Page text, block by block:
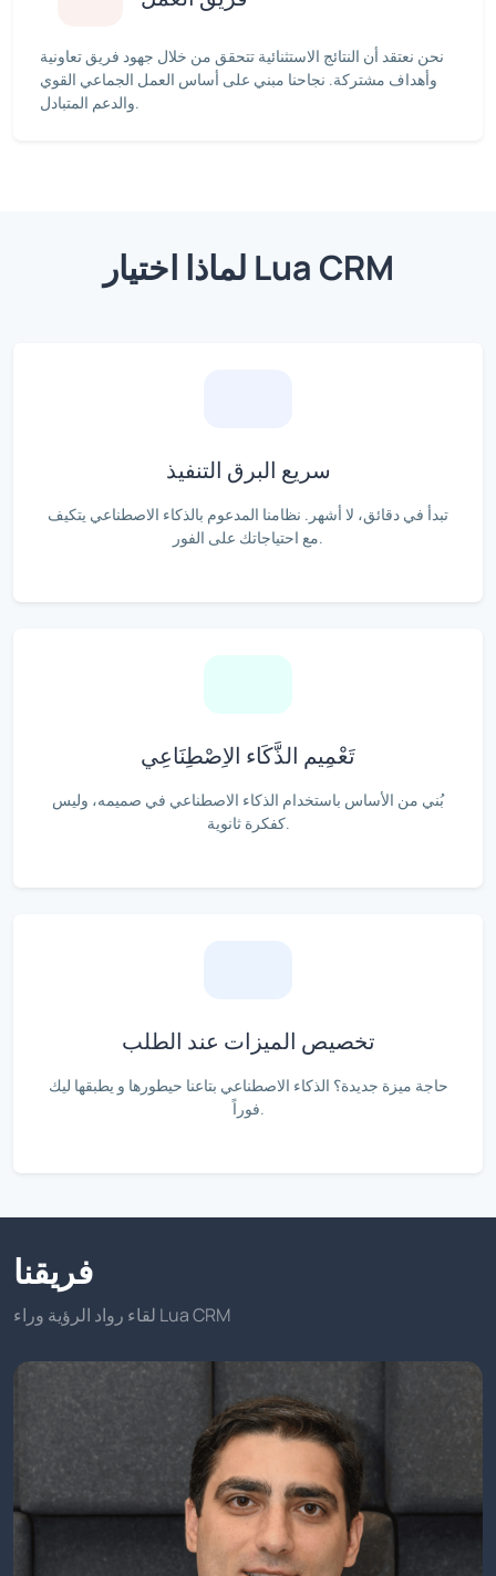
نحن نعتقد أن النتائج الاستثنائية تتحقق من خلال جهود فريق تعاونية
وأهداف مشتركة. نجاحنا مبني على أساس العمل الجماعي القوي
والدعم المتبادل.
لماذا اختيار Lua CRM
سريع البرق التنفيذ
تبدأ في دقائق، لا أشهر. نظامنا المدعوم بالذكاء الاصطناعي يتكيف
مع احتياجاتك على الفور.
تَعْمِيم الذَّكَاء الاِصْطِنَاعِي
بُني من الأساس باستخدام الذكاء الاصطناعي في صميمه، وليس
كفكرة ثانوية.
تخصيص الميزات عند الطلب
حاجة ميزة جديدة؟ الذكاء الاصطناعي بتاعنا حيطورها و يطبقها ليك
فوراً.
فريقنا
لقاء رواد الرؤية وراء Lua CRM